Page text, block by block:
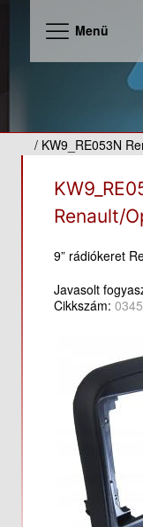
Menü
/ KW9_RE053N
Renault/
9” rádiókeret
Javasolt
Cikkszám: